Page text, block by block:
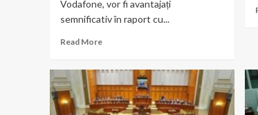
Vodafone, vor fi avantajați
semnificativ în raport cu...
Read More